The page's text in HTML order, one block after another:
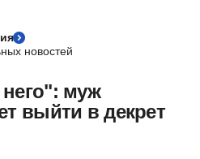
новостей
муж
выйти в декрет